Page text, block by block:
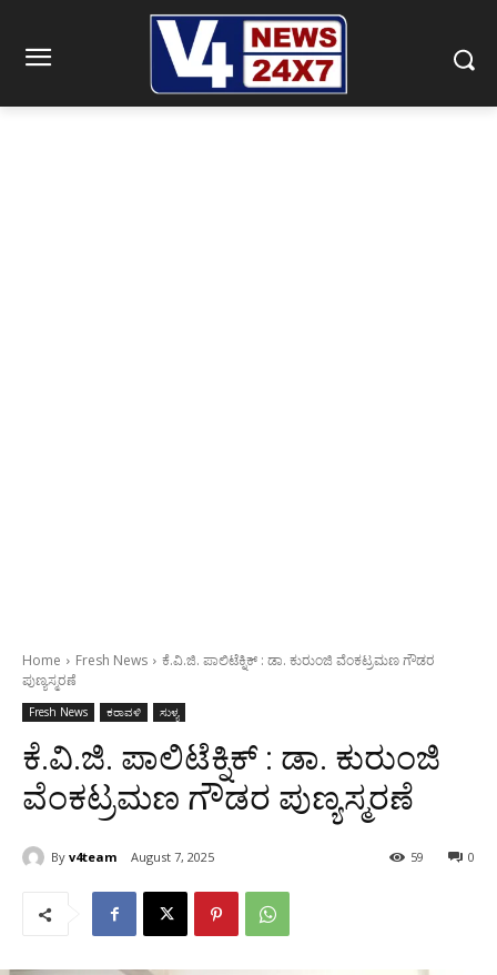
Home Fresh News
ಕೆ.ವಿ.ಜಿ. ಪಾಲಿಟೆಕ್ನಿಕ್ : ಡಾ. ಕುರುಂಜಿ ವೆಂಕಟ್ರಮಣ ಗೌಡರ
ಪುಣ್ಯಸ್ಮರಣೆ
Fresh News ಕರಾವಳಿ ಸುಳ್ಯ
ಕೆ.ವಿ.ಜಿ. ಪಾಲಿಟೆಕ್ನಿಕ್ : ಡಾ. ಕುರುಂಜಿ
ವೆಂಕಟ್ರಮಣ ಗೌಡರ ಪುಣ್ಯಸ್ಮರಣೆ
By v4team August 7, 2025 0
59